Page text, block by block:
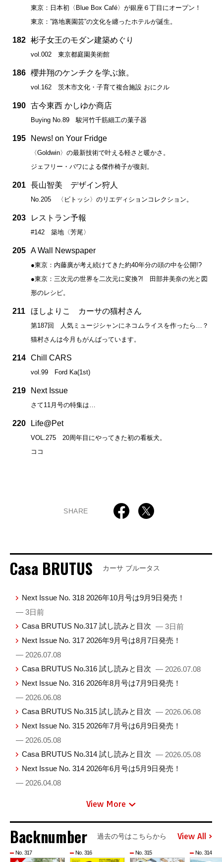
東京：日本初〈Blue Box Café〉が銀座６丁目にオープン！
東京：”路地裏園芸”の文化を纏ったホテルが誕生。
182 彬子女王のモダン建築めぐり
vol.002 東京都庭園美術館
186 櫻井翔のケンチクを学ぶ旅。
vol.162 茨木市文化・子育て複合施設 おにクル
190 古今東西 かしゆか商店
Buying No.89 駿河竹千筋細工の菓子器
195 News! on Your Fridge
〈Goldwin〉の最新技術で叶える軽さと暖かさ。
ジェフリー・バワによる傑作椅子が復刻。
201 長山智美 デザイン狩人
No.205 〈ビトッシ〉のリエディションコレクション。
203 レストラン予報
#142 築地〈芳尾〉
205 A Wall Newspaper
●東京：内藤廣が考え続けてきた約40年分の頭の中を公開!?
●東京：三次元の世界を二次元に変換?! 田部井美奈の光と図
形のレシピ。
211 ほしよりこ カーサの猫村さん
第187回 人気ミュージシャンにネコムライスを作ったら…？
猫村さんは今月もがんばっています。
214 Chill CARS
vol.99 Ford Ka(1st)
219 Next Issue
さて11月号の特集は…
220 Life@Pet
VOL.275 20周年目にやってきた初の看板犬。
ココ
SHARE
Casa BRUTUS カーサ ブルータス
Next Issue No. 318 2026年10月号は9月9日発売！
— 3日前
Casa BRUTUS No.317 試し読みと目次 — 3日前
Next Issue No. 317 2026年9月号は8月7日発売！
— 2026.07.08
Casa BRUTUS No.316 試し読みと目次 — 2026.07.08
Next Issue No. 316 2026年8月号は7月9日発売！
— 2026.06.08
Casa BRUTUS No.315 試し読みと目次 — 2026.06.08
Next Issue No. 315 2026年7月号は6月9日発売！
— 2026.05.08
Casa BRUTUS No.314 試し読みと目次 — 2026.05.08
Next Issue No. 314 2026年6月号は5月9日発売！
— 2026.04.08
View More
Backnumber 過去の号はこちらから View All
No. 317 No. 316 No. 315 No. 314